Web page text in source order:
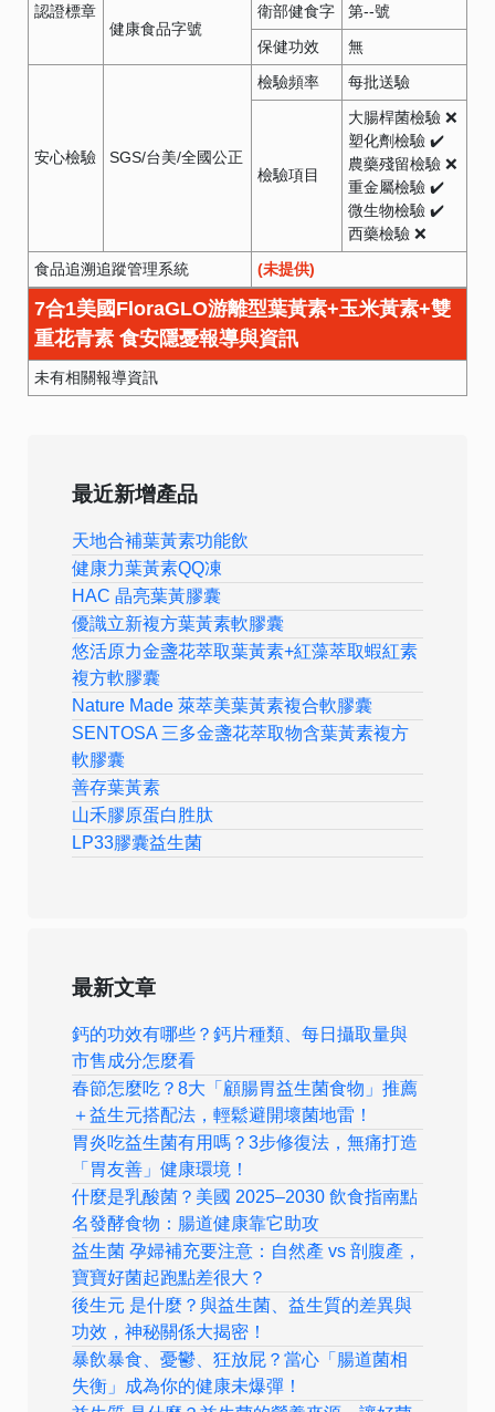
認證標章
健康食品字號
衛部健食字 第--號
保健功效
無
安心檢驗 SGS/台美/全國公正
檢驗頻率 每批送驗
檢驗項目
大腸桿菌檢驗 ❌
塑化劑檢驗 ✔️
農藥殘留檢驗 ❌
重金屬檢驗 ✔️
微生物檢驗 ✔️
西藥檢驗 ❌
食品追溯追蹤管理系統
(未提供)
7合1美國FloraGLO​游離型葉黃素+玉米黃素+雙
重花青素 食安隱憂報導與資訊
未有相關報導資訊
最近新增產品
天地合補葉黃素功能飲
健康力葉黃素QQ凍
HAC 晶亮葉黃膠囊
優識立新複方葉黃素軟膠囊
悠活原力金盞花萃取葉黃素+紅藻萃取蝦紅素
複方軟膠囊
Nature Made 萊萃美葉黃素複合軟膠囊
SENTOSA 三多金盞花萃取物含葉黃素複方
軟膠囊
善存葉黃素
山禾膠原蛋白胜肽
LP33膠囊益生菌
最新文章
鈣的功效有哪些？鈣片種類、每日攝取量與
市售成分怎麼看
春節怎麼吃？8大「顧腸胃益生菌食物」推薦
＋益生元搭配法，輕鬆避開壞菌地雷！
胃炎吃益生菌有用嗎？3步修復法，無痛打造
「胃友善」健康環境！
什麼是乳酸菌？美國 2025–2030 飲食指南點
名發酵食物：腸道健康靠它助攻
益生菌 孕婦補充要注意：自然產 vs 剖腹產，
寶寶好菌起跑點差很大？
後生元 是什麼？與益生菌、益生質的差異與
功效，神秘關係大揭密！
暴飲暴食、憂鬱、狂放屁？當心「腸道菌相
失衡」成為你的健康未爆彈！